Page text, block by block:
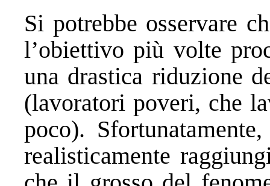
Si potrebbe osservare
l’obiettivo più volte
una drastica riduzione
(lavoratori poveri, che
poco).
realisticamente